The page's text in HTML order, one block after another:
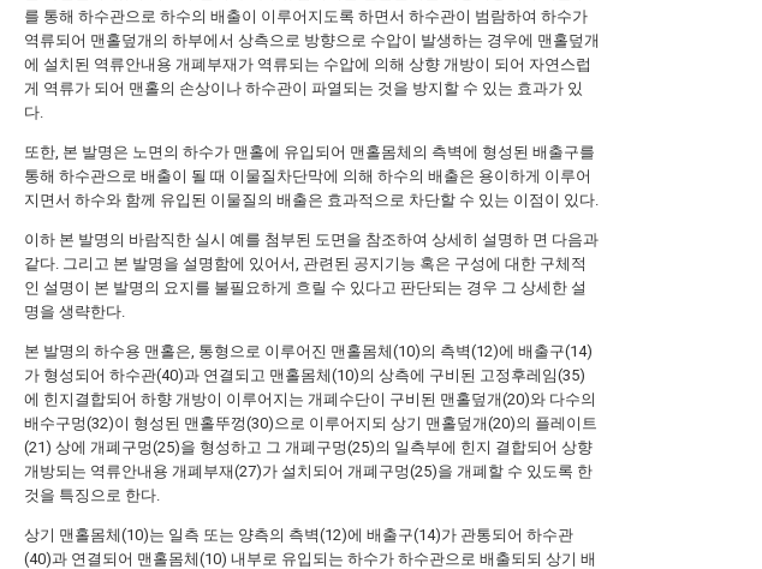
를 통해 하수관으로 하수의 배출이 이루어지도록 하면서 하수관이 범람하여 하수가
역류되어 맨홀덮개의 하부에서 상측으로 방향으로 수압이 발생하는 경우에 맨홀덮개
에 설치된 역류안내용 개폐부재가 역류되는 수압에 의해 상향 개방이 되어 자연스럽
게 역류가 되어 맨홀의 손상이나 하수관이 파열되는 것을 방지할 수 있는 효과가 있
다.
또한, 본 발명은 노면의 하수가 맨홀에 유입되어 맨홀몸체의 측벽에 형성된 배출구를
통해 하수관으로 배출이 될 때 이물질차단막에 의해 하수의 배출은 용이하게 이루어
지면서 하수와 함께 유입된 이물질의 배출은 효과적으로 차단할 수 있는 이점이 있다.
이하 본 발명의 바람직한 실시 예를 첨부된 도면을 참조하여 상세히 설명하 면 다음과
같다. 그리고 본 발명을 설명함에 있어서, 관련된 공지기능 혹은 구성에 대한 구체적
인 설명이 본 발명의 요지를 불필요하게 흐릴 수 있다고 판단되는 경우 그 상세한 설
명을 생략한다.
본 발명의 하수용 맨홀은, 통형으로 이루어진 맨홀몸체(10)의 측벽(12)에 배출구(14)
가 형성되어 하수관(40)과 연결되고 맨홀몸체(10)의 상측에 구비된 고정후레임(35)
에 힌지결합되어 하향 개방이 이루어지는 개폐수단이 구비된 맨홀덮개(20)와 다수의
배수구멍(32)이 형성된 맨홀뚜껑(30)으로 이루어지되 상기 맨홀덮개(20)의 플레이트
(21) 상에 개폐구멍(25)을 형성하고 그 개폐구멍(25)의 일측부에 힌지 결합되어 상향
개방되는 역류안내용 개폐부재(27)가 설치되어 개폐구멍(25)을 개폐할 수 있도록 한
것을 특징으로 한다.
상기 맨홀몸체(10)는 일측 또는 양측의 측벽(12)에 배출구(14)가 관통되어 하수관
(40)과 연결되어 맨홀몸체(10) 내부로 유입되는 하수가 하수관으로 배출되되 상기 배